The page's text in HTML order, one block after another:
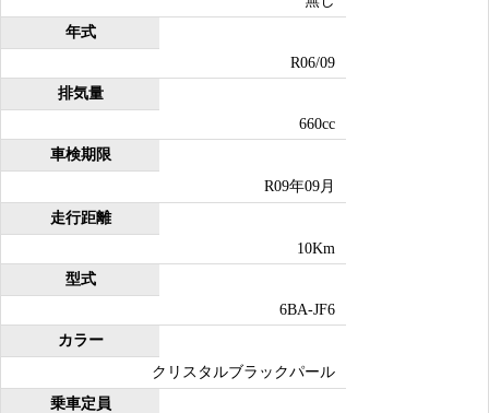
年式
R06/09
排気量
660cc
車検期限
R09年09月
走行距離
10Km
型式
6BA-JF6
カラー
クリスタルブラックパール
乗車定員